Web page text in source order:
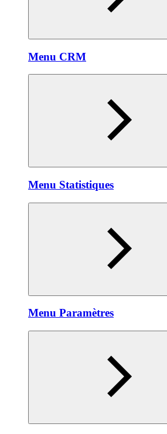
Menu CRM
Menu Statistiques
Menu Paramètres